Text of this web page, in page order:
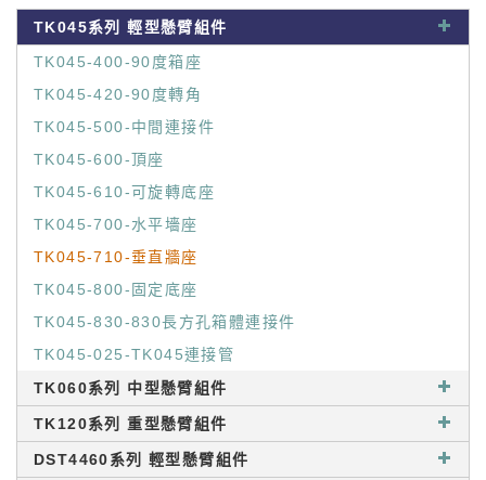
TK045系列 輕型懸臂組件
TK045-400-90度箱座
TK045-420-90度轉角
TK045-500-中間連接件
TK045-600-頂座
TK045-610-可旋轉底座
TK045-700-水平墻座
TK045-710-垂直牆座
TK045-800-固定底座
TK045-830-830長方孔箱體連接件
TK045-025-TK045連接管
TK060系列 中型懸臂組件
TK120系列 重型懸臂組件
DST4460系列 輕型懸臂組件